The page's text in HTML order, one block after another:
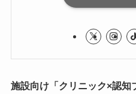
施設向け「クリニック×認知